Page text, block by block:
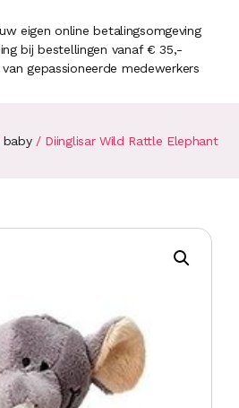
eigen online betalingsomgeving
bij bestellingen vanaf € 35,-
van gepassioneerde medewerkers
baby/ Diinglisar Wild Rattle Elephant